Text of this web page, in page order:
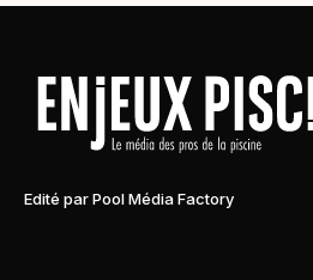
Edité par Pool Média Factory